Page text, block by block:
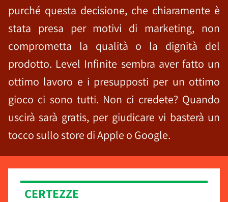
purché questa decisione, che chiaramente è
stata presa per motivi di marketing, non
comprometta la qualità o la dignità del
prodotto. Level Infinite sembra aver fatto un
ottimo lavoro e i presupposti per un ottimo
gioco ci sono tutti. Non ci credete? Quando
uscirà sarà gratis, per giudicare vi basterà un
tocco sullo store di Apple o Google.
CERTEZZE